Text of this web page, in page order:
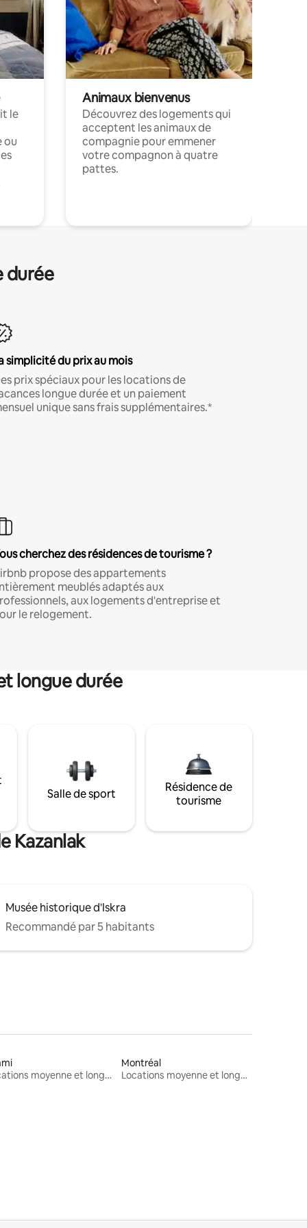
le
ou
Animaux bienvenus
Découvrez des logements qui
acceptent les animaux de
compagnie pour emmener
votre compagnon à quatre
pattes.
durée
simplicité du prix au mois
prix spéciaux pour les locations de
longue durée et un paiement
unique sans frais supplémentaires.*
cherchez des résidences de tourisme ?
propose des appartements
meublés adaptés aux
aux logements d'entreprise et
le relogement.
longue durée
Salle de sport
Résidence de
tourisme
Kazanlak
Musée historique d'Iskra
Recommandé par 5 habitants
Locations moyenne et longue durée
Montréal
Locations moyenne et longue durée